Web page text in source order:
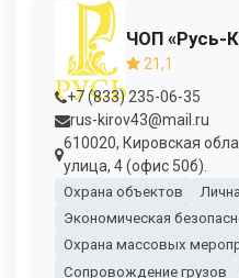
ЧОП «Русь-
21,1
+7 (833) 235-06-35
rus-kirov43@mail.ru
610020, Кировская
улица, 4 (офис 50б).
Охрана объектов
Экономическая
Охрана массовых
Сопровождение грузов